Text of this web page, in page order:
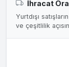
İhracat
Yurtdışı
ve çeşitlilik